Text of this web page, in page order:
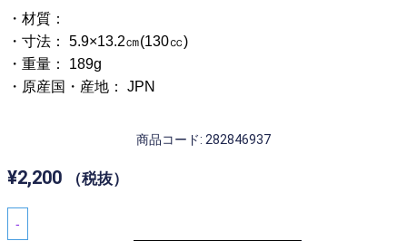
・材質：
・寸法： 5.9×13.2㎝(130㏄)
・重量： 189g
・原産国・産地： JPN
商品コード: 282846937
¥2,200 （税抜）
-